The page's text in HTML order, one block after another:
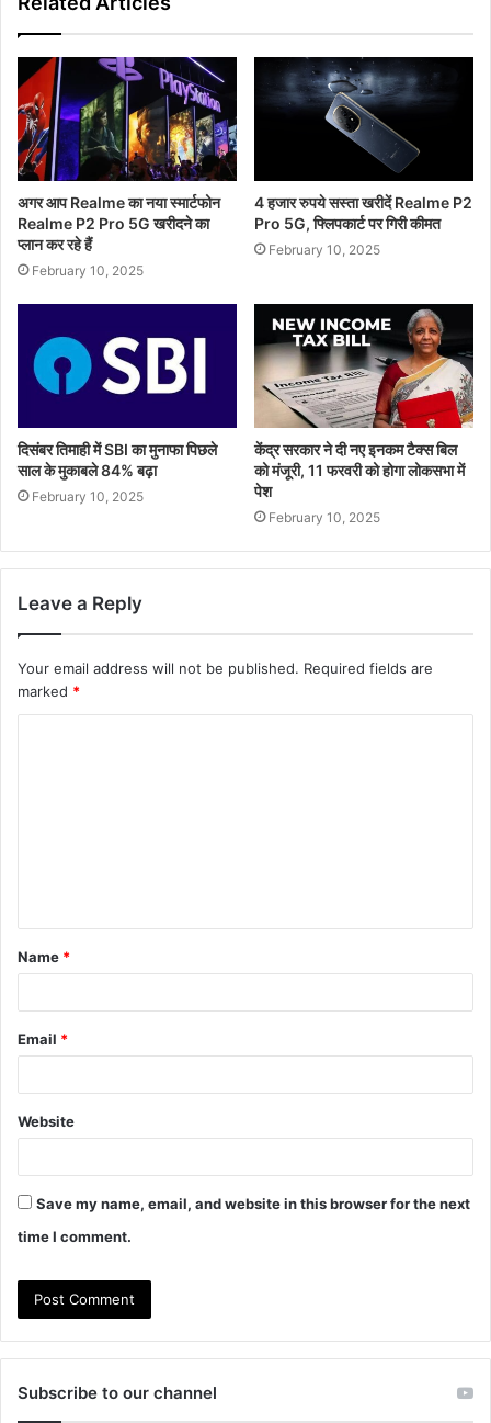
अगर आप Realme का नया स्मार्टफोन
Realme P2 Pro 5G खरीदने का
प्लान कर रहे हैं
February 10, 2025
4 हजार रुपये सस्ता खरीदें Realme P2
Pro 5G, फ्लिपकार्ट पर गिरी कीमत
February 10, 2025
दिसंबर तिमाही में SBI का मुनाफा पिछले
साल के मुकाबले 84% बढ़ा
February 10, 2025
केंद्र सरकार ने दी नए इनकम टैक्स बिल
को मंजूरी, 11 फरवरी को होगा लोकसभा में
पेश
February 10, 2025
Leave a Reply
Your email address will not be published. Required fields are
marked *
t
*
Name *
Email *
Website
Save my name, email, and website in this browser for the next
time I comment.
Subscribe to our channel